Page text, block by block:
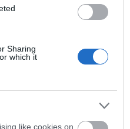
Sharing
which it
like cookies on